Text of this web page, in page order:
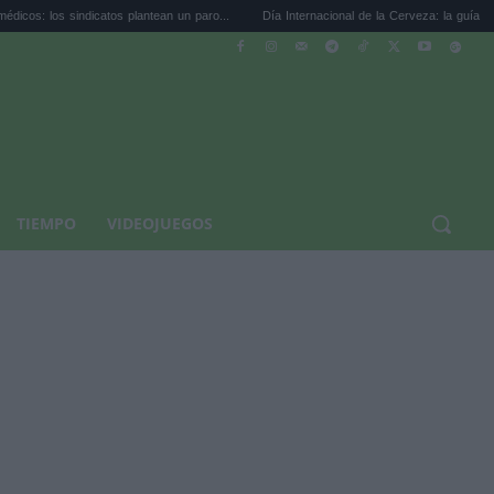
plantean un paro... Día Internacional de la Cerveza: la guía para coci...
TIEMPO VIDEOJUEGOS